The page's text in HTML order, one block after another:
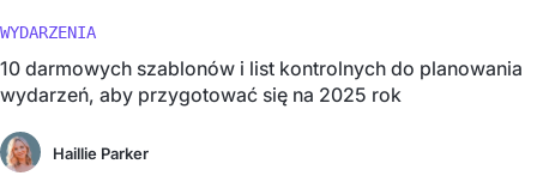
WYDARZENIA
10 darmowych szablonów i list kontrolnych do planowania
wydarzeń, aby przygotować się na 2025 rok
Haillie Parker